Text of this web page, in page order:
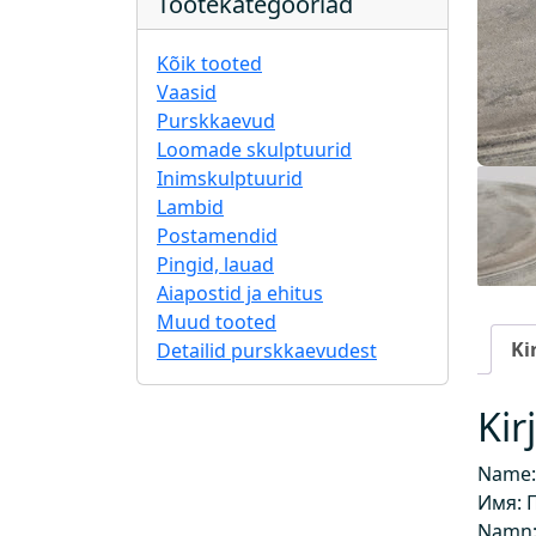
Kõik tooted
Vaasid
Purskkaevud
Loomade skulptuurid
Inimskulptuurid
Lambid
Postamendid
Pingid, lauad
Aiapostid ja ehitus
Muud tooted
Detailid purskkaevudest
Имя: